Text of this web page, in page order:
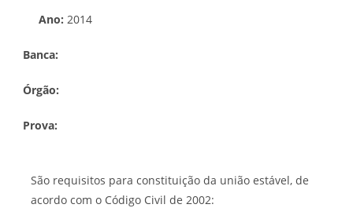
Ano: 2014
Banca:
Órgão:
Prova:
São requisitos para constituição da união estável, de
acordo com o Código Civil de 2002: